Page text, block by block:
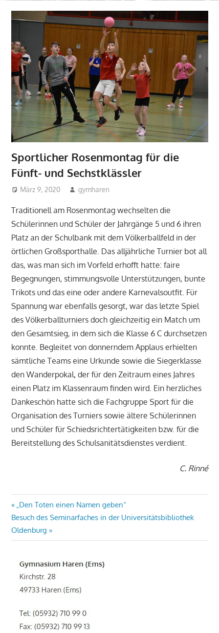
Sportlicher Rosenmontag für die
Fünft- und Sechstklässler
März 9, 2020 gymharen
Traditionell am Rosenmontag wechselten die
Schülerinnen und Schüler der Jahrgänge 5 und 6 ihren
Platz an der Schulbank mit dem Völkerballfeld in der
örtlichen Großsporthalle. Das alljährliche Turnier bot all
das, was man sich im Vorfeld erhofft hatte: faire
Begegnungen, stimmungsvolle Unterstützungen, bunte
Trikots und das eine oder andere Karnevalsoutfit. Für
Spannung war ebenfalls gesorgt, war das letzte Spiel
des Völkerballturniers doch gleichzeitig ein Match um
den Gesamtsieg, in dem sich die Klasse 6 C durchsetzen
konnte. Begleitet von donnerndem Applaus erhielten
sämtliche Teams eine Urkunde sowie die Siegerklasse
den Wanderpokal, der für den Zeitraum eines Jahres
einen Platz im Klassenraum finden wird. Ein herzliches
Dankeschön hatte sich die Fachgruppe Sport für die
Organisation des Turniers sowie ältere Schülerinnen
und Schüler für Schiedsrichtertätigkeiten bzw. für die
Bereitstellung des Schulsanitätsdienstes verdient.
C. Rinné
Beitragsnavigation
Vorheriger
Beitrag:
„Den Toten einen Namen geben“
Nächster
Beitrag:
Besuch des Seminarfaches in der Universitätsbibliothek
Oldenburg